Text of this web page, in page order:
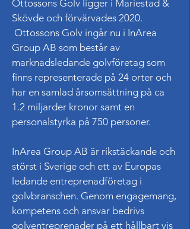
Ottossons Golv ligger i Mariestad &
Skövde och förvärvades 2020.
Ottossons Golv ingår nu i InArea
Group AB som består av
marknadsledande golvföretag som
finns representerade på 24 orter och
har en samlad årsomsättning på ca
1.2 miljarder kronor samt en
personalstyrka på 750 personer.
InArea Group AB är rikstäckande och
störst i Sverige och ett av Europas
ledande entreprenadföretag i
golvbranschen. Genom engagemang,
kompetens och ansvar bedrivs
golventreprenader på ett hållbart vis